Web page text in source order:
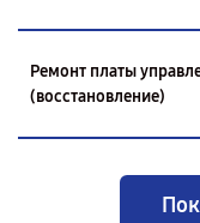
Ремонт платы
(восстановление)